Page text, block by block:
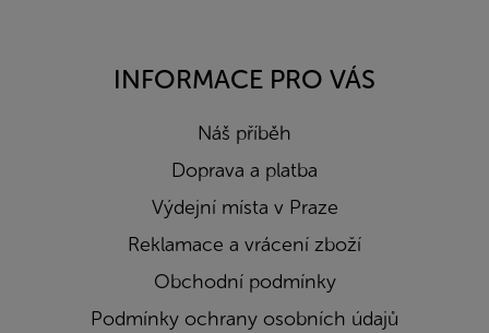
INFORMACE PRO VÁS
Náš příběh
Doprava a platba
Výdejní místa v Praze
Reklamace a vrácení zboží
Obchodní podmínky
Podmínky ochrany osobních údajů